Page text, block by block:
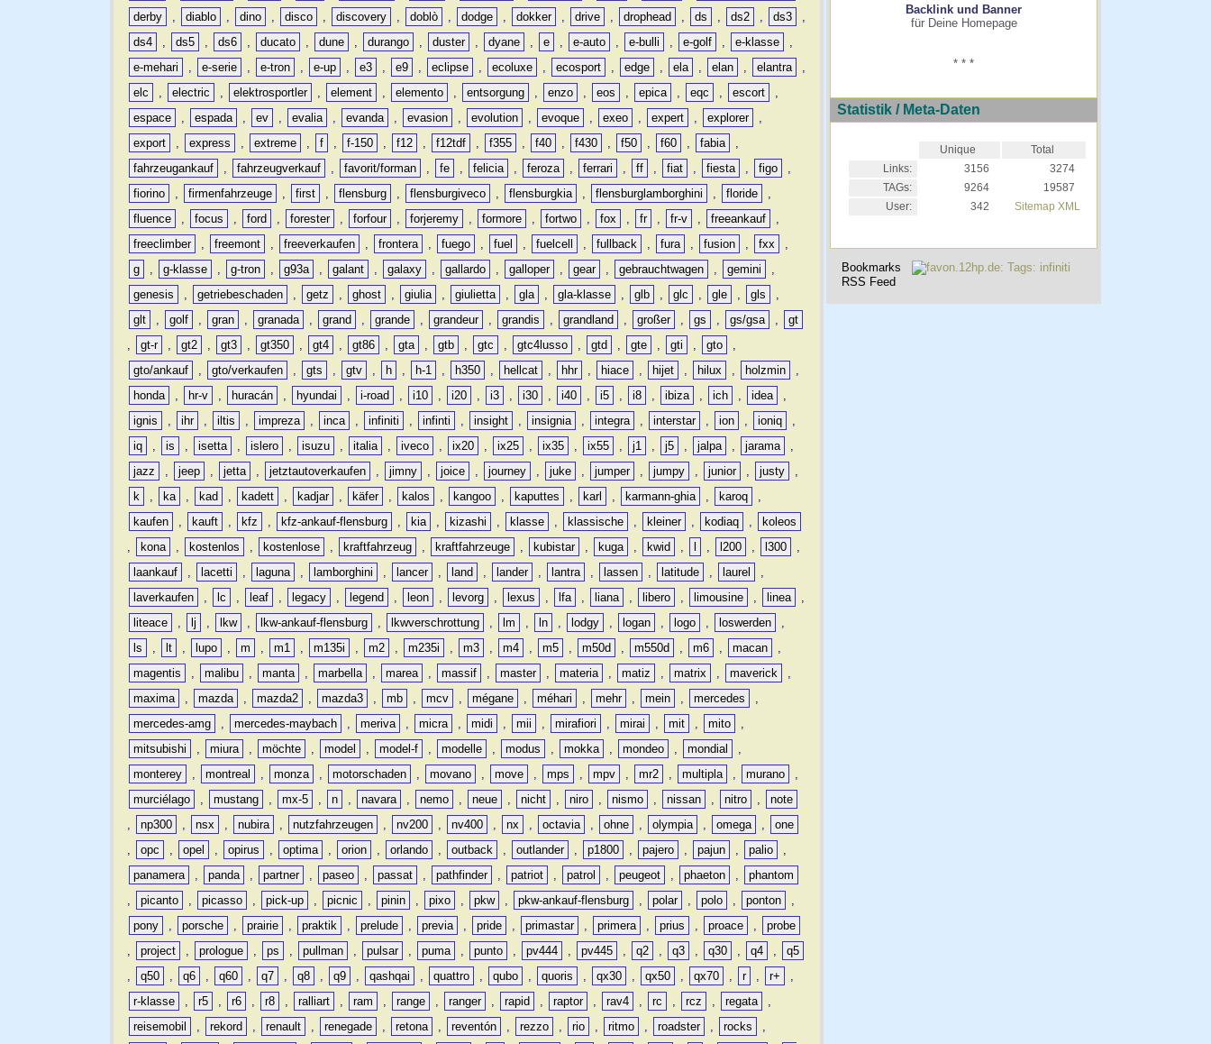
derby
, diablo , dino , disco , discovery , doblò , dodge , dokker , drive , drophead , ds , ds2 , ds3
,
ds4
, ds5 , ds6 , ducato , dune , durango , duster , dyane , e , e-auto , e-bulli , e-golf , e-klasse
,
e-mehari
, e-serie , e-tron , e-up , e3 , e9 , eclipse , ecoluxe , ecosport , edge , ela , elan , elantra
,
elc
, electric , elektrosportler , element , elemento , entsorgung , enzo , eos , epica , eqc , escort
,
espace
, espada , ev , evalia , evanda , evasion , evolution , evoque , exeo , expert , explorer
,
export
, express , extreme , f , f-150 , f12 , f12tdf , f355 , f40 , f430 , f50 , f60 , fabia
,
fahrzeugankauf
, fahrzeugverkauf , favorit/forman , fe , felicia , feroza , ferrari , ff , fiat , fiesta , figo
,
fiorino
, firmenfahrzeuge , first , flensburg , flensburgiveco , flensburgkia , flensburglamborghini , floride
,
fluence
, focus , ford , forester , forfour , forjeremy , formore , fortwo , fox , fr , fr-v , freeankauf
,
freeclimber
, freemont , freeverkaufen , frontera , fuego , fuel , fuelcell , fullback , fura , fusion , fxx
,
g
, g-klasse , g-tron , g93a , galant , galaxy , gallardo , galloper , gear , gebrauchtwagen , gemini
,
genesis
, getriebeschaden , getz , ghost , giulia , giulietta , gla , gla-klasse , glb , glc , gle , gls
,
glt
, golf , gran , granada , grand , grande , grandeur , grandis , grandland , großer , gs , gs/gsa ,
gt
,
gt-r , gt2 , gt3 , gt350 , gt4 , gt86 , gta , gtb , gtc , gtc4lusso , gtd , gte , gti , gto
,
gto/ankauf
, gto/verkaufen , gts , gtv , h , h-1 , h350 , hellcat , hhr , hiace , hijet , hilux , holzmin
,
honda
, hr-v , huracán , hyundai , i-road , i10 , i20 , i3 , i30 , i40 , i5 , i8 , ibiza , ich , idea
,
ignis
, ihr , iltis , impreza , inca , infiniti , infinti , insight , insignia , integra , interstar , ion , ioniq
,
iq
, is , isetta , islero , isuzu , italia , iveco , ix20 , ix25 , ix35 , ix55 , j1 , j5 , jalpa , jarama
,
jazz
, jeep , jetta , jetztautoverkaufen , jimny , joice , journey , juke , jumper , jumpy , junior , justy
,
k
, ka , kad , kadett , kadjar , käfer , kalos , kangoo , kaputtes , karl , karmann-ghia , karoq
,
kaufen
, kauft , kfz , kfz-ankauf-flensburg , kia , kizashi , klasse , klassische , kleiner , kodiaq ,
koleos
,
kona , kostenlos , kostenlose , kraftfahrzeug , kraftfahrzeuge , kubistar , kuga , kwid , , l200 , l300
,
laankauf
, lacetti , laguna , lamborghini , lancer , land , lander , lantra , lassen , latitude , laurel
,
laverkaufen
, lc , leaf , legacy , legend , leon , levorg , lexus , lfa , liana , libero , limousine , linea
,
liteace
, lj , lkw , lkw-ankauf-flensburg , lkwverschrottung , lm , ln , lodgy , logan , logo , loswerden
,
ls
, lt , lupo , m , m1 , m135i , m2 , m235i , m3 , m4 , m5 , m50d , m550d , m6 , macan
,
magentis
, malibu , manta , marbella , marea , massif , master , materia , matiz , matrix , maverick
,
maxima
, mazda , mazda2 , mazda3 , mb , mcv , mégane , méhari , mehr , mein , mercedes
,
mercedes-amg
, mercedes-maybach , meriva , micra , midi , mii , mirafiori , mirai , mit , mito
,
mitsubishi
, miura , möchte , model , model-f , modelle , modus , mokka , mondeo , mondial
,
monterey
, montreal , monza , motorschaden , movano , move , mps , mpv , mr2 , multipla , murano
,
murciélago
, mustang , mx-5 , n , navara , nemo , neue , nicht , niro , nismo , nissan , nitro ,
note
,
np300 , nsx , nubira , nutzfahrzeugen , nv200 , nv400 , nx , octavia , ohne , olympia , omega ,
one
,
opc , opel , opirus , optima , orion , orlando , outback , outlander , p1800 , pajero , pajun , palio
,
panamera
, panda , partner , paseo , passat , pathfinder , patriot , patrol , peugeot , phaeton ,
phantom
,
picanto , picasso , pick-up , picnic , pinin , pixo , pkw , pkw-ankauf-flensburg , polar , polo , ponton
,
pony
, porsche , prairie , praktik , prelude , previa , pride , primastar , primera , prius , proace ,
probe
,
project , prologue , ps , pullman , pulsar , puma , punto , pv444 , pv445 , q2 , q3 , q30 , q4 ,
q5
,
q50 , q6 , q60 , q7 , q8 , q9 , qashqai , quattro , qubo , quoris , qx30 , qx50 , qx70 , r , r+
,
r-klasse
, r5 , r6 , r8 , ralliart , ram , range , ranger , rapid , raptor , rav4 , rc , rcz , regata
,
reisemobil
, rekord , renault , renegade , retona , reventón , rezzo , rio , ritmo , roadster , rocks
,
Backlink und Banner
für Deine Homepage
* * *
Statistik / Meta-Daten
Unique
Total
Links:
3156
3274
TAGs:
9264
19587
User:
342 Sitemap XML
Bookmarks
RSS Feed